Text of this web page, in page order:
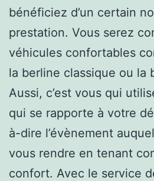
bénéficiez d’un certain
prestation. Vous serez
véhicules confortables
la berline classique ou la
Aussi, c’est vous qui
qui se rapporte à votre
à-dire l’évènement
vous rendre en tenant
confort. Avec le service